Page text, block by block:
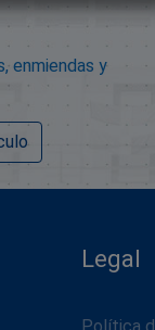
enmiendas y
Legal